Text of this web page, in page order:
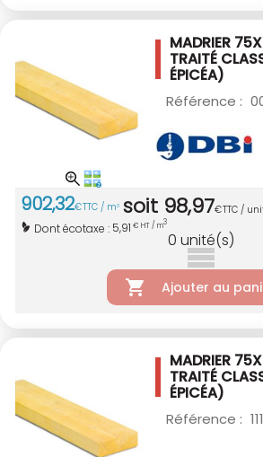
MADRIER
TRAITÉ
ÉPICÉA)
Référence :
902,32€TTC / m3 soit 98,97€TTC /
Dont écotaxe : 5,91 € HT / m3
0 unité(s)
Ajouter au
MADRIER
TRAITÉ
ÉPICÉA)
Référence :